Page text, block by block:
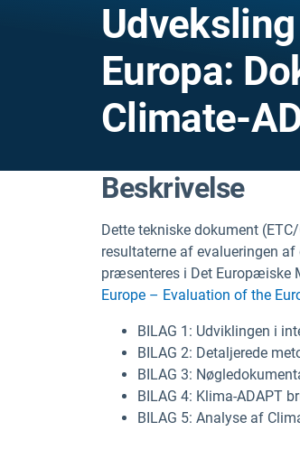
Europa:
Climate-
Beskrivelse
Dette tekniske dokument
resultaterne af evalueringen
præsenteres i Det Europæiske
Europe – Evaluation of the
BILAG 1: Udviklingen i
BILAG 2: Detaljerede
BILAG 3:
BILAG 4: Klima-ADAPT
BILAG 5: Analyse af